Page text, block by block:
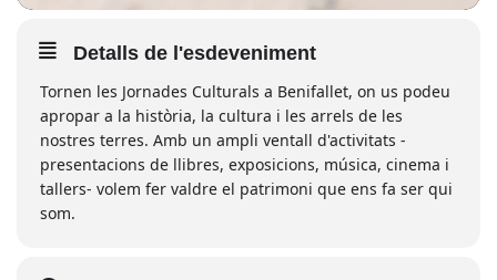
Detalls de l'esdeveniment
Tornen les Jornades Culturals a Benifallet, on us podeu
apropar a la història, la cultura i les arrels de les
nostres terres. Amb un ampli ventall d'activitats -
presentacions de llibres, exposicions, música, cinema i
tallers- volem fer valdre el patrimoni que ens fa ser qui
som.